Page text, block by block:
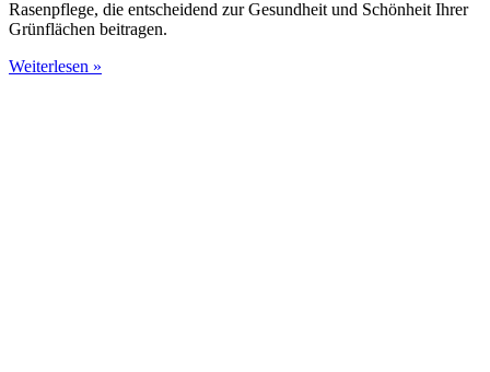
Rasenpflege, die entscheidend zur Gesundheit und Schönheit Ihrer
Grünflächen beitragen.
Weiterlesen »